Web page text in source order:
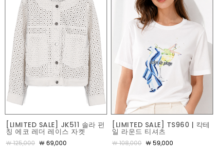
[LIMITED SALE] JK511 솔라 펀
칭 에코 레더 레이스 자켓
￦ 125,000 ￦ 69,000
[LIMITED SALE] TS960 | 칵테
일 라운드 티셔츠
￦ 108,000 ￦ 59,000